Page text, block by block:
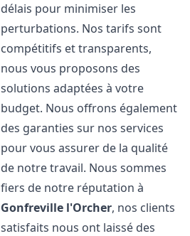
délais pour minimiser les
perturbations. Nos tarifs sont
compétitifs et transparents,
nous vous proposons des
solutions adaptées à votre
budget. Nous offrons également
des garanties sur nos services
pour vous assurer de la qualité
de notre travail. Nous sommes
fiers de notre réputation à
Gonfreville l'Orcher, nos clients
satisfaits nous ont laissé des